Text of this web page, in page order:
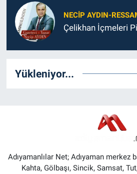
NECIP AYDIN-
Çelikhan İçmeleri
Yükleniyor...
Adıyamanlılar Net; Adıyaman merkez
Kahta, Gölbaşı, Sincik, Samsat,